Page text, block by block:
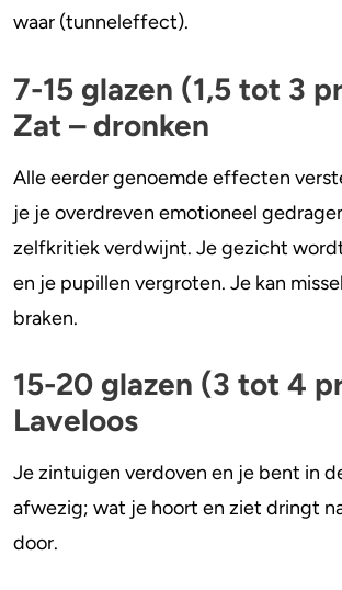
waar (tunneleffect).
7-15 glazen (1,5 tot 3
Zat – dronken
Alle eerder genoemde effecten
je je overdreven emotioneel
zelfkritiek verdwijnt. Je gezicht
en je pupillen vergroten. Je kan
braken.
15-20 glazen (3 tot 4
Laveloos
Je zintuigen verdoven en je bent in
afwezig; wat je hoort en ziet dringt
door.